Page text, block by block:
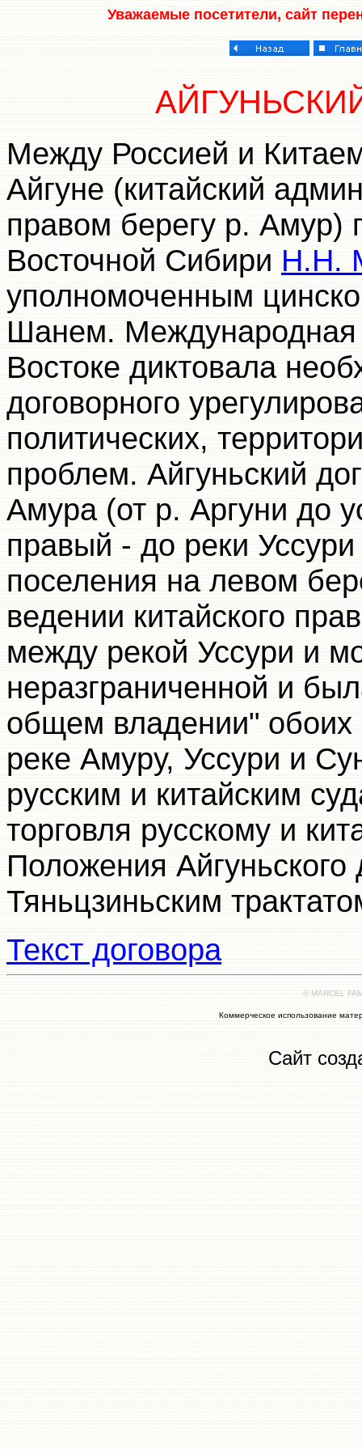
Уважаемые посетители, сайт
Между Россией и
Айгуне (китайский
правом берегу р. Амур)
Восточной Сибири Н.Н.
уполномоченным
Шанем. Международная
Востоке диктовала
договорного
политических,
проблем. Айгуньский
Амура (от р. Аргуни до
правый - до реки
поселения на левом
ведении китайского
между рекой Уссури и
неразграниченной и
общем владении" обоих
реке Амуру, Уссури и
русским и китайским
торговля русскому и
Положения
Тяньцзиньским
Текст договора
© MARCEL
Коммерческое использование
Сайт